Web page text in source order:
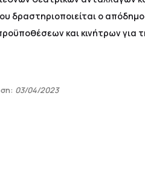
δραστηριοποιείται ο
και κινήτρων για
03/04/2023